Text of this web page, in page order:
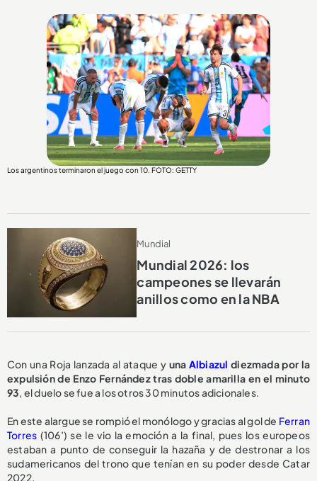
Los argentinos terminaron el juego con 10. FOTO: GETTY
Mundial
Mundial 2026: los
campeones se llevarán
anillos como en la NBA
Con una Roja lanzada al ataque y una Albiazul diezmada por la
expulsión de Enzo Fernández tras doble amarilla en el minuto
93, el duelo se fue a los otros 30 minutos adicionales.
En este alargue se rompió el monólogo y gracias al gol de Ferran
Torres (106’) se le vio la emoción a la final, pues los europeos
estaban a punto de conseguir la hazaña y de destronar a los
sudamericanos del trono que tenían en su poder desde Catar
2022.